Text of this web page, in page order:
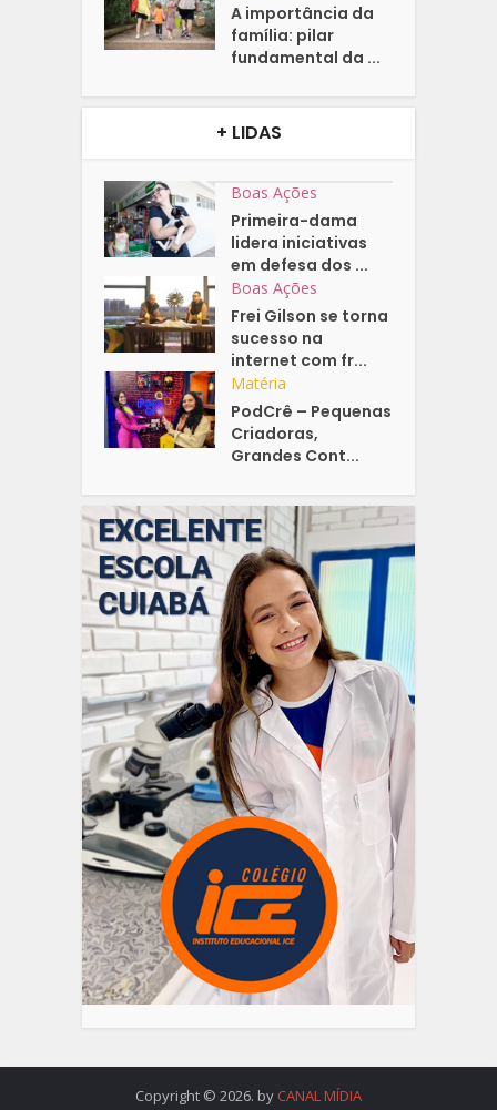
A importância da
família: pilar
fundamental da ...
+ LIDAS
Boas Ações
Primeira-dama
lidera iniciativas
em defesa dos ...
Boas Ações
Frei Gilson se torna
sucesso na
internet com fr...
Matéria
PodCrê – Pequenas
Criadoras,
Grandes Cont...
Copyright © 2026. by CANAL MÍDIA